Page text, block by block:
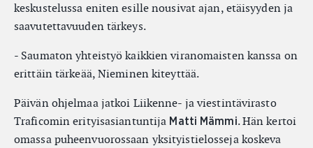
keskustelussa eniten esille nousivat ajan, etäisyyden ja
saavutettavuuden tärkeys.
- Saumaton yhteistyö kaikkien viranomaisten kanssa on
erittäin tärkeää, Nieminen kiteyttää.
Päivän ohjelmaa jatkoi Liikenne- ja viestintävirasto
Traficomin erityisasiantuntija Matti Mämmi. Hän kertoi
omassa puheenvuorossaan yksityistielosseja koskeva